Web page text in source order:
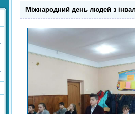
Міжнародний день людей з